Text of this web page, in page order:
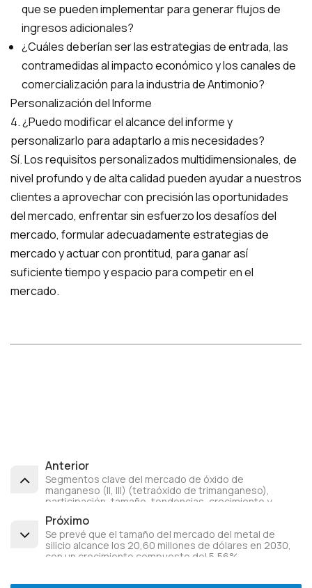
que se pueden implementar para generar flujos de
ingresos adicionales?
¿Cuáles deberían ser las estrategias de entrada, las
contramedidas al impacto económico y los canales de
comercialización para la industria de Antimonio?
Personalización del Informe
4. ¿Puedo modificar el alcance del informe y
personalizarlo para adaptarlo a mis necesidades?
Sí. Los requisitos personalizados multidimensionales, de
nivel profundo y de alta calidad pueden ayudar a nuestros
clientes a aprovechar con precisión las oportunidades
del mercado, enfrentar sin esfuerzo los desafíos del
mercado, formular adecuadamente estrategias de
mercado y actuar con prontitud, para ganar así
suficiente tiempo y espacio para competir en el
mercado.
Anterior
Segmentos clave del mercado de óxido de
manganeso (II, III) (tetraóxido de trimanganeso),
participación, tamaño, tendencias, crecimiento y
Próximo
Se prevé que el tamaño del mercado del metal de
silicio alcance los 20,60 millones de dólares en 2030,
con un crecimiento compuesto del 5,56%.